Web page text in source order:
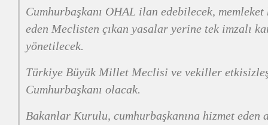
Cumhurbaşkanı OHAL ilan edebilecek, memleket
eden Meclisten çıkan yasalar yerine tek imzalı
yönetilecek.
Türkiye Büyük Millet Meclisi ve vekiller
Cumhurbaşkanı olacak.
Bakanlar Kurulu, cumhurbaşkanına hizmet eden